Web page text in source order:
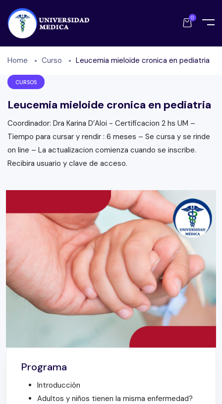
0
Home Curso Leucemia mieloide cronica en pediatria
CURSOS
Leucemia mieloide cronica en pediatria
Coordinador: Dra Karina D’Aloi - Certificacion 2 hs UM –
Tiempo para cursar y rendir : 6 meses – Se cursa y se rinde
on line – La actualizacion comienza cuando se inscribe.
Recibira usuario y clave de acceso.
Programa
Introducción
Adultos y niños tienen la misma enfermedad?